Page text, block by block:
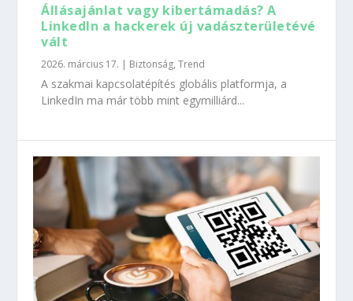
Állásajánlat vagy kibertámadás? A
LinkedIn a hackerek új vadászterületévé
vált
2026. március 17. | Biztonság,Trend
A szakmai kapcsolatépítés globális platformja, a
LinkedIn ma már több mint egymilliárd...